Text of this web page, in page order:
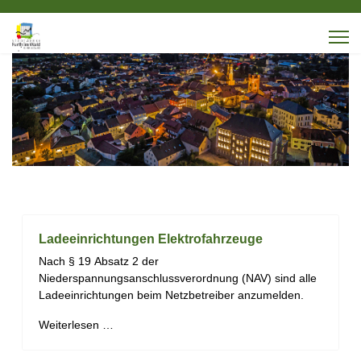
Ladeeinrichtungen Elektrofahrzeuge
Nach § 19 Absatz 2 der
Niederspannungsanschlussverordnung (NAV) sind alle
Ladeeinrichtungen beim Netzbetreiber anzumelden.
Weiterlesen …